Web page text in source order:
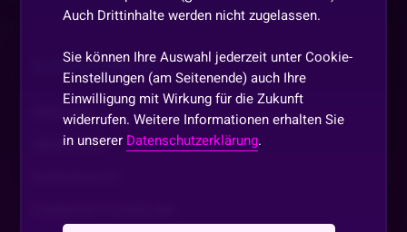
SLOTAKADEMIE.DE
ÜBER UNS
IMPRESSUM
Auch Drittinhalte werden nicht zugelassen.
Sie können Ihre Auswahl jederzeit unter Cookie-
Einstellungen (am Seitenende) auch Ihre
Einwilligung mit Wirkung für die Zukunft
widerrufen. Weitere Informationen erhalten Sie
in unserer Datenschutzerklärung.